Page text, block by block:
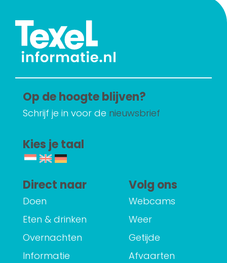
Op de hoogte blijven?
Schrijf je in voor de nieuwsbrief
Kies je taal
Direct naar
Doen
Eten & drinken
Overnachten
Informatie
Volg ons
Webcams
Weer
Getijde
Afvaarten